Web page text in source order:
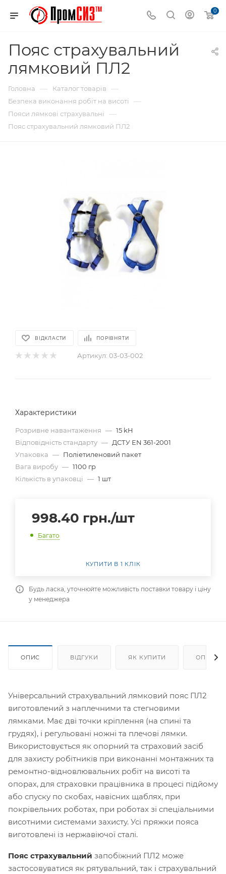
0
Пояс страхувальний
лямковий ПЛ2
Головна — Каталог товарів —
Безпека виконання робіт на висоті —
Пояси лямкові страхувальні —
Пояс страхувальний лямковий ПЛ2
ВІДКЛАСТИ ПОРІВНЯТИ
Артикул: 03-03-002
Характеристики
Розривне навантаження — 15 kH
Відповідність стандарту — ДСТУ EN 361-2001
Упаковка — Поліетиленовий пакет
Вага виробу — 1100 гр
Кількість в упаковці — 1 шт
998.40 грн./шт
Багато
КУПИТИ В 1 КЛІК
Будь ласка, уточнюйте можливість поставки товару і ціну
у менеджера
ОПИС ВІДГУКИ ЯК КУПИТИ ОПЛАТА
Універсальний страхувальний лямковий пояс ПЛ2
виготовлений з наплечними та стегновими
лямками. Має дві точки кріплення (на спині та
грудях), і регульовані ножні та плечові лямки.
Використовується як опорний та страховий засіб
для захисту робітників при виконанні монтажних та
ремонтно-відновлювальних робіт на висоті та
опорах, для страховки працівника в процесі підйому
або спуску по скобах, навісних щаблях, при
покрівельних роботах, при роботах зі спеціальними
висотними системами захисту. Усі пряжки пояса
виготовлені із нержавіючої сталі.
Пояс страхувальний запобіжний ПЛ2 може
застосовуватися як рятувальний, так і страхувальний